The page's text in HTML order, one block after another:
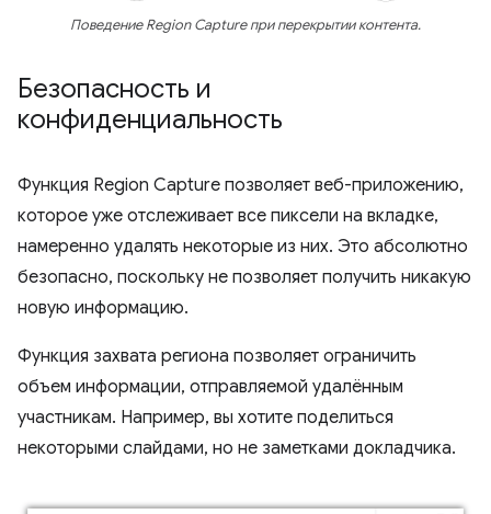
Поведение Region Capture при перекрытии контента.
Безопасность и
конфиденциальность
Функция Region Capture позволяет веб-приложению,
которое уже отслеживает все пиксели на вкладке,
намеренно удалять некоторые из них. Это абсолютно
безопасно, поскольку не позволяет получить никакую
новую информацию.
Функция захвата региона позволяет ограничить
объем информации, отправляемой удалённым
участникам. Например, вы хотите поделиться
некоторыми слайдами, но не заметками докладчика.